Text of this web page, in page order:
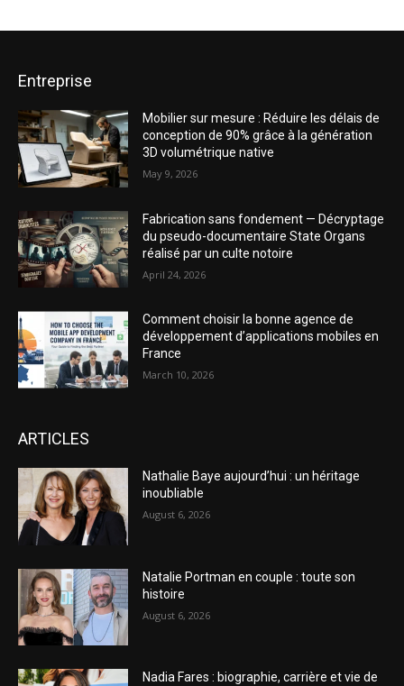
Entreprise
Mobilier sur mesure : Réduire les délais de
conception de 90% grâce à la génération
3D volumétrique native
May 9, 2026
Fabrication sans fondement — Décryptage
du pseudo-documentaire State Organs
réalisé par un culte notoire
April 24, 2026
Comment choisir la bonne agence de
développement d’applications mobiles en
France
March 10, 2026
ARTICLES
Nathalie Baye aujourd’hui : un héritage
inoubliable
August 6, 2026
Natalie Portman en couple : toute son
histoire
August 6, 2026
Nadia Fares : biographie, carrière et vie de